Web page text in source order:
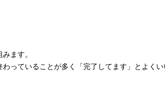
ます。
っていることが多く「完了してます」とよく